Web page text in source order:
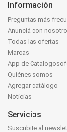
Información
Preguntas más
Anunciá con
Todas las ofertas
Marcas
App de
Quiénes somos
Agregar catálogo
Noticias
Servicios
Suscribite al